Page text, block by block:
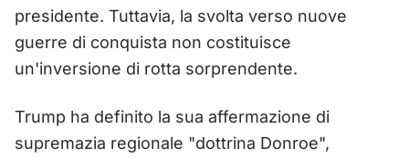
presidente. Tuttavia, la svolta verso nuove
guerre di conquista non costituisce
un'inversione di rotta sorprendente.
Trump ha definito la sua affermazione di
supremazia regionale "dottrina Donroe",